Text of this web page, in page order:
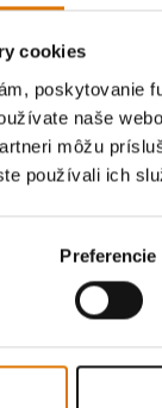
cookies
naše
môžu
používali ich
Preferencie